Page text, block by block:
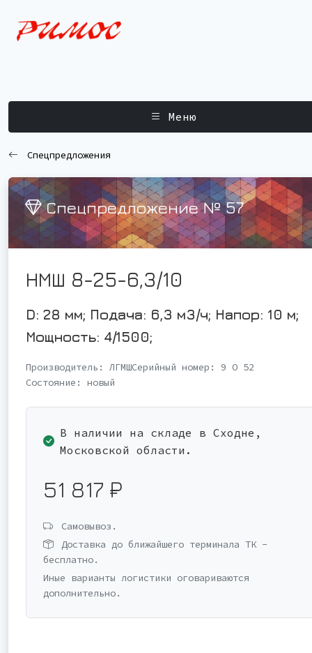
Меню
Спецпредложения
Спецпредложение № 57
НМШ 8-25-6,3/10
D: 28 мм; Подача: 6,3 м3/ч; Напор: 10 м;
Мощность: 4/1500;
Производитель: ЛГМШСерийный номер: 9 О 52
Состояние: новый
В наличии на складе в Сходне,
Московской области.
51 817 ₽
Самовывоз.
Доставка до ближайшего терминала ТК -
бесплатно.
Иные варианты логистики оговариваются
дополнительно.